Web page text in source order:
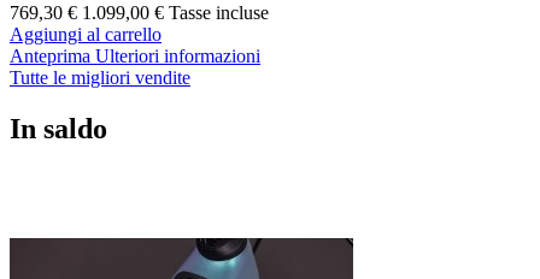
769,30 € 1.099,00 € Tasse incluse
Aggiungi al carrello
Anteprima Ulteriori informazioni
Tutte le migliori vendite
In saldo